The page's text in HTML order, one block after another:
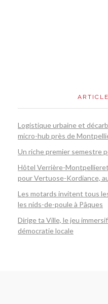
Logistique urbaine et
micro-hub près de
Un riche premier semestre
Hôtel Verrière-
pour Vertuose-Kordiance,
Les motards invitent tous
les nids-de-poule à Pâques
Dirige ta Ville, le jeu
démocratie locale